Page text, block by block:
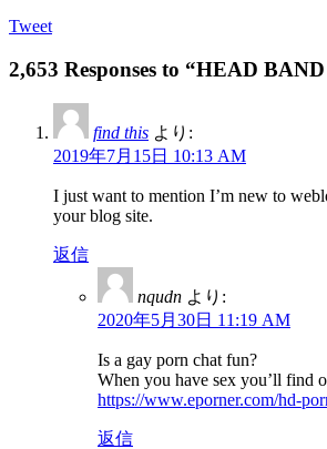
Tweet
2,653 Responses to “HEAD
find this より:
2019年7月15日 10:13 AM
I just want to mention I’m new to
your blog site.
返信
nqudn より:
2020年5月30日 11:19 AM
Is a gay porn chat fun?
When you have sex you’ll find
https://www.eporner.com/hd-
返信